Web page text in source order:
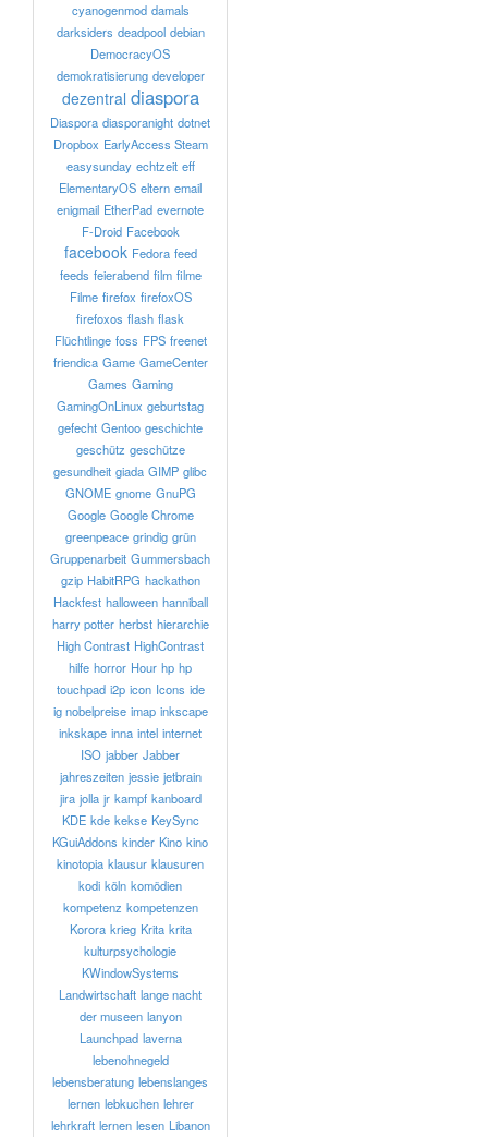
cyanogenmod damals
darksiders deadpool debian
DemocracyOS
demokratisierung developer
dezentral diaspora
Diaspora diasporanight dotnet
Dropbox EarlyAccess Steam
easysunday echtzeit eff
ElementaryOS eltern email
enigmail EtherPad evernote
F-Droid Facebook
facebook Fedora feed
feeds feierabend film filme
Filme firefox firefoxOS
firefoxos flash flask
Flüchtlinge foss FPS freenet
friendica Game GameCenter
Games Gaming
GamingOnLinux geburtstag
gefecht Gentoo geschichte
geschütz geschütze
gesundheit giada GIMP glibc
GNOME gnome GnuPG
Google Google Chrome
greenpeace grindig grün
Gruppenarbeit Gummersbach
gzip HabitRPG hackathon
Hackfest halloween hanniball
harry potter herbst hierarchie
High Contrast HighContrast
hilfe horror Hour hp hp
touchpad i2p icon Icons ide
ig nobelpreise imap inkscape
inkskape inna intel internet
ISO jabber Jabber
jahreszeiten jessie jetbrain
jira jolla jr kampf kanboard
KDE kde kekse KeySync
KGuiAddons kinder Kino kino
kinotopia klausur klausuren
kodi köln komödien
kompetenz kompetenzen
Korora krieg Krita krita
kulturpsychologie
KWindowSystems
Landwirtschaft lange nacht
der museen lanyon
Launchpad laverna
lebenohnegeld
lebensberatung lebenslanges
lernen lebkuchen lehrer
lehrkraft lernen lesen Libanon